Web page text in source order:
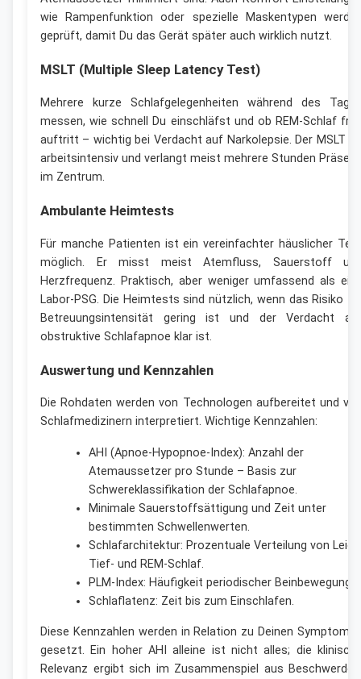
wie Rampenfunktion oder spezielle Maskentypen
geprüft, damit Du das Gerät später auch wirklich nutzt.
MSLT (Multiple Sleep Latency Test)
Mehrere kurze Schlafgelegenheiten während des
messen, wie schnell Du einschläfst und ob REM-Schlaf
auftritt – wichtig bei Verdacht auf Narkolepsie. Der MSLT
arbeitsintensiv und verlangt meist mehrere Stunden
im Zentrum.
Ambulante Heimtests
Für manche Patienten ist ein vereinfachter häuslicher
möglich. Er misst meist Atemfluss, Sauerstoff
Herzfrequenz. Praktisch, aber weniger umfassend als
Labor-PSG. Die Heimtests sind nützlich, wenn das Risiko
Betreuungsintensität gering ist und der Verdacht
obstruktive Schlafapnoe klar ist.
Auswertung und Kennzahlen
Die Rohdaten werden von Technologen aufbereitet und
Schlafmedizinern interpretiert. Wichtige Kennzahlen:
AHI (Apnoe-Hypopnoe-Index): Anzahl der
Atemaussetzer pro Stunde – Basis zur
Schwereklassifikation der Schlafapnoe.
Minimale Sauerstoffsättigung und Zeit unter
bestimmten Schwellenwerten.
Schlafarchitektur: Prozentuale Verteilung von
Tief- und REM-Schlaf.
PLM-Index: Häufigkeit periodischer
Schlaflatenz: Zeit bis zum Einschlafen.
Diese Kennzahlen werden in Relation zu Deinen
gesetzt. Ein hoher AHI alleine ist nicht alles; die
Relevanz ergibt sich im Zusammenspiel aus